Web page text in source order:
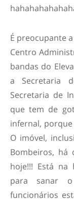
É preocupante
Centro
bandas do
a Secretaria
Secretaria de
que tem de
infernal,
O imóvel,
Bombeiros, há
hoje!!! Está na
para sanar
funcionários